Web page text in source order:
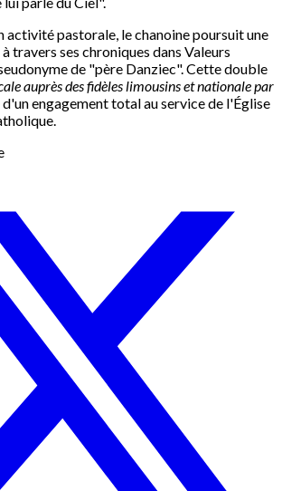
activité pastorale, le chanoine poursuit une
travers ses chroniques dans Valeurs
de "père Danziec". Cette double
auprès des fidèles limousins et nationale par
engagement total au service de l'Église